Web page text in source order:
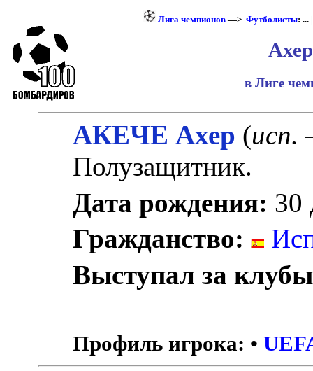
Лига чемпионов—> Футболисты: ...
в Лиге
АКЕЧЕ Ахер (исп.
Полузащитник.
Дата рождения: 30
Гражданство:
Выступал за
Профиль игрока: •